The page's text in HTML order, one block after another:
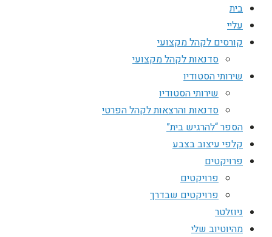
בית
עליי
קורסים לקהל מקצועי
סדנאות לקהל מקצועי
שירותי הסטודיו
שירותי הסטודיו
סדנאות והרצאות לקהל הפרטי
הספר “להרגיש בית”
קלפי עיצוב בצבע
פרויקטים
פרויקטים
פרויקטים שבדרך
ניוזלטר
מהיוטיוב שלי